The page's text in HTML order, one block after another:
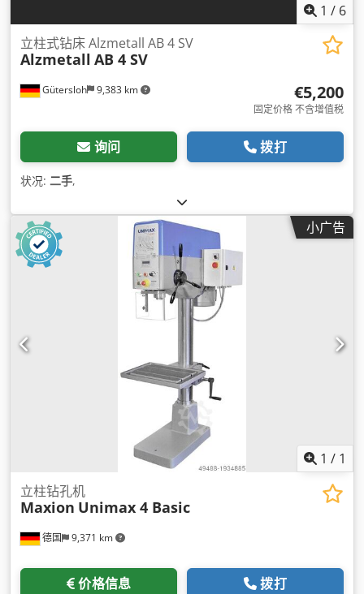
1 / 6
Gütersloh 9,383 km
立柱式钻床 Alzmetall AB 4 SV
Alzmetall AB 4 SV
€5,200
固定价格 不含增值税
询问 拨打
状况: 二手,
小广告
1 / 1
德国 9,371 km
立柱钻孔机
Maxion Unimax 4 Basic
价格信息 拨打